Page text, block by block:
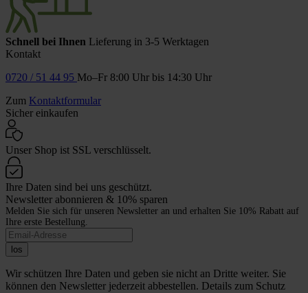
Schnell bei Ihnen Lieferung in 3-5 Werktagen
Kontakt
0720 / 51 44 95 Mo–Fr 8:00 Uhr bis 14:30 Uhr
Zum Kontaktformular
Sicher einkaufen
Unser Shop ist SSL verschlüsselt.
Ihre Daten sind bei uns geschützt.
Newsletter abonnieren & 10% sparen
Melden Sie sich für unseren Newsletter an und erhalten Sie 10% Rabatt auf
Ihre erste Bestellung.
los
Wir schützen Ihre Daten und geben sie nicht an Dritte weiter. Sie
können den Newsletter jederzeit abbestellen. Details zum Schutz